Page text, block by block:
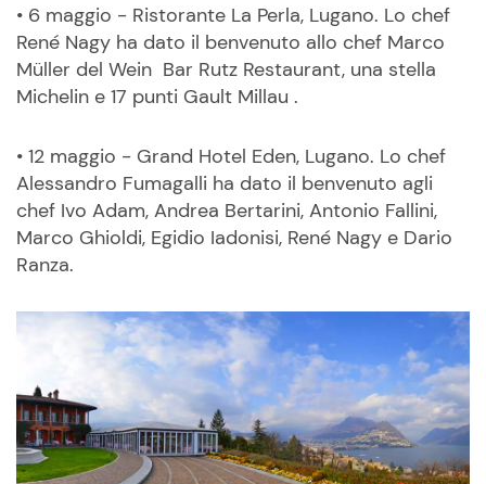
• 6 maggio - Ristorante La Perla, Lugano. Lo chef
René Nagy ha dato il benvenuto allo chef Marco
Müller del Wein Bar Rutz Restaurant, una stella
Michelin e 17 punti Gault Millau .
• 12 maggio - Grand Hotel Eden, Lugano. Lo chef
Alessandro Fumagalli ha dato il benvenuto agli
chef Ivo Adam, Andrea Bertarini, Antonio Fallini,
Marco Ghioldi, Egidio Iadonisi, René Nagy e Dario
Ranza.